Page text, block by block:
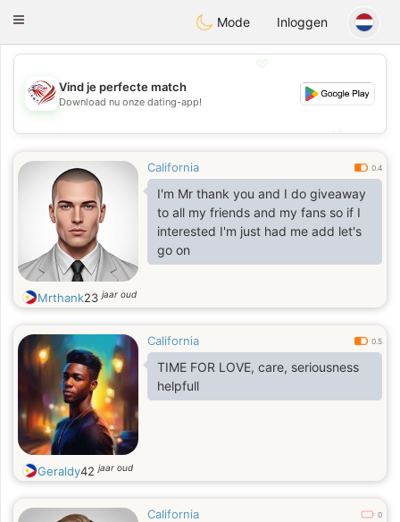
StatesDating
Toggle
Mode Inloggen
💖
💕
Vind je perfecte match
Download nu onze dating-app!
California 0.4
I'm Mr thank you and I do giveaway
to all my friends and my fans so if I
interested I'm just had me add let's
go on
Mrthank23jaar oud
California 0.5
TIME FOR LOVE, care, seriousness
helpfull
Geraldy42jaar oud
California 0